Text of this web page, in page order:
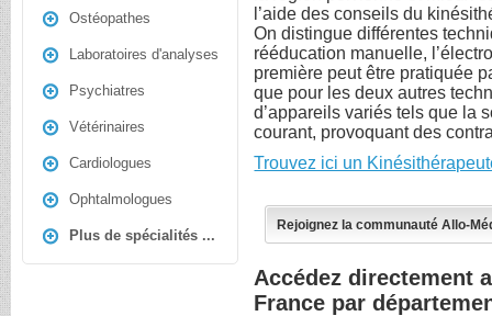
Ostéopathes
Laboratoires d'analyses
Psychiatres
Vétérinaires
Cardiologues
Ophtalmologues
Plus de spécialités ...
l’aide des conseils du
On distingue différentes
rééducation manuelle,
première peut être pratiquée
que pour les deux autres
d’appareils variés tels que la
courant, provoquant des
Trouvez ici un
Rejoignez la communauté Allo-
Accédez directement
France par